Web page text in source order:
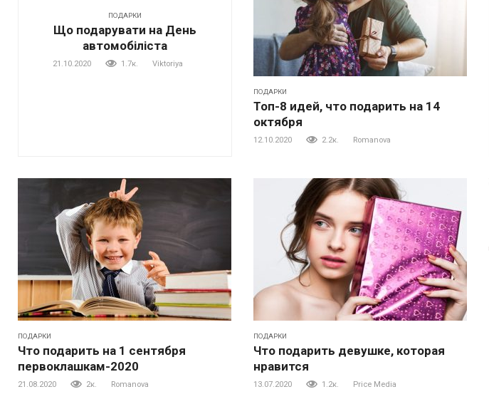
ПОДАРКИ
Що подарувати на День
автомобіліста
21.10.2020 1.7к. Viktoriya
ПОДАРКИ
Топ-8 идей, что подарить на 14
октября
12.10.2020 2.2к. Romanova
ПОДАРКИ
Что подарить на 1 сентября
первоклашкам-2020
21.08.2020 2к. Romanova
ПОДАРКИ
Что подарить девушке, которая
нравится
13.07.2020 1.2к. Price Media